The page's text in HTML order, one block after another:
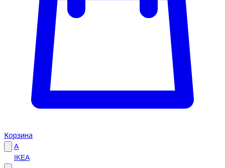
Корзина
A
IKEA